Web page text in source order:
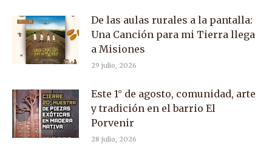
De las aulas rurales a la pantalla:
Una Canción para mi Tierra llega
a Misiones
29 julio, 2026
Este 1° de agosto, comunidad, arte
y tradición en el barrio El
Porvenir
28 julio, 2026